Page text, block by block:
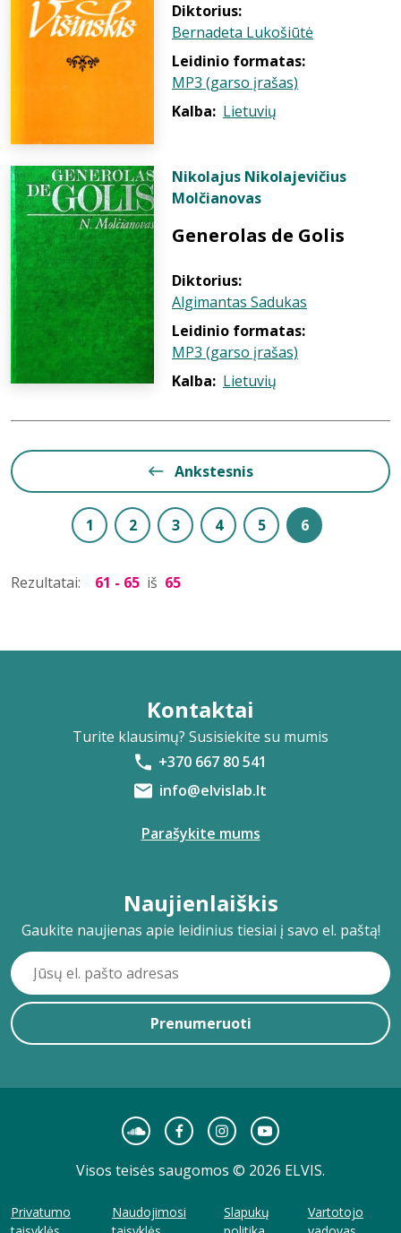
Diktorius:
Bernadeta Lukošiūtė
Leidinio formatas:
MP3 (garso įrašas)
Kalba: Lietuvių
Nikolajus Nikolajevičius
Molčianovas
Generolas de Golis
Diktorius:
Algimantas Sadukas
Leidinio formatas:
MP3 (garso įrašas)
Kalba: Lietuvių
Ankstesnis
1 2 3 4 5 6
Rezultatai: 61 - 65 iš 65
Kontaktai
Turite klausimų? Susisiekite su mumis
+370 667 80 541
info@elvislab.lt
Parašykite mums
Naujienlaiškis
Gaukite naujienas apie leidinius tiesiai į savo el. paštą!
Prenumeruoti
Visos teisės saugomos © 2026 ELVIS.
Privatumo
Naudojimosi
Slapukų
Vartotojo